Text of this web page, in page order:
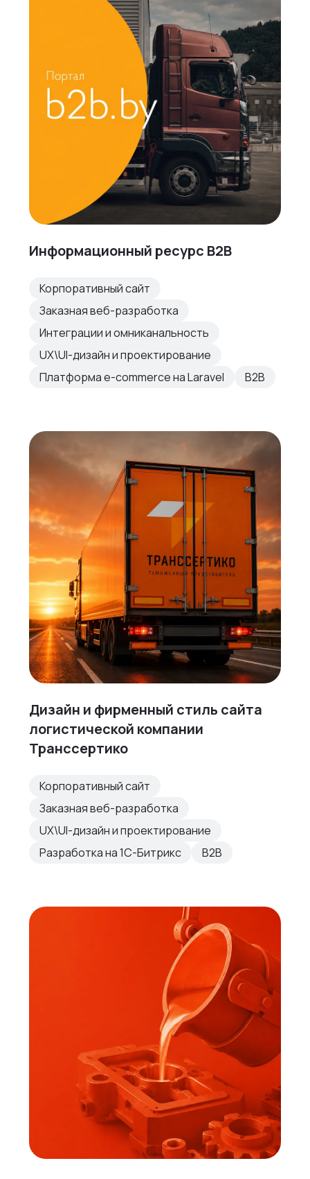
Информационный ресурс B2B
Корпоративный сайт
Заказная веб-разработка
Интеграции и омниканальность
UX\UI-дизайн и проектирование
Платформа e-commerce на Laravel
B2B
Дизайн и фирменный стиль сайта
логистической компании
Транссертико
Корпоративный сайт
Заказная веб-разработка
UX\UI-дизайн и проектирование
Разработка на 1С-Битрикс
B2B